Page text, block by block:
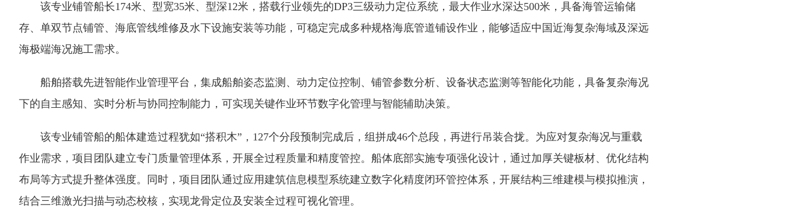
该专业铺管船长174米、型宽35米、型深12米，搭载行业领先的DP3三级动力定位系统，最大作业水深达500米，具备海管运输储
存、单双节点铺管、海底管线维修及水下设施安装等功能，可稳定完成多种规格海底管道铺设作业，能够适应中国近海复杂海域及深远
海极端海况施工需求。
船舶搭载先进智能作业管理平台，集成船舶姿态监测、动力定位控制、铺管参数分析、设备状态监测等智能化功能，具备复杂海况
下的自主感知、实时分析与协同控制能力，可实现关键作业环节数字化管理与智能辅助决策。
该专业铺管船的船体建造过程犹如“搭积木”，127个分段预制完成后，组拼成46个总段，再进行吊装合拢。为应对复杂海况与重载
作业需求，项目团队建立专门质量管理体系，开展全过程质量和精度管控。船体底部实施专项强化设计，通过加厚关键板材、优化结构
布局等方式提升整体强度。同时，项目团队通过应用建筑信息模型系统建立数字化精度闭环管控体系，开展结构三维建模与模拟推演，
结合三维激光扫描与动态校核，实现龙骨定位及安装全过程可视化管理。